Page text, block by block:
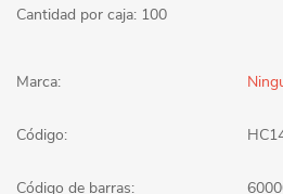
Cantidad por caja: 100
Marca:
Código:
Código de barras: